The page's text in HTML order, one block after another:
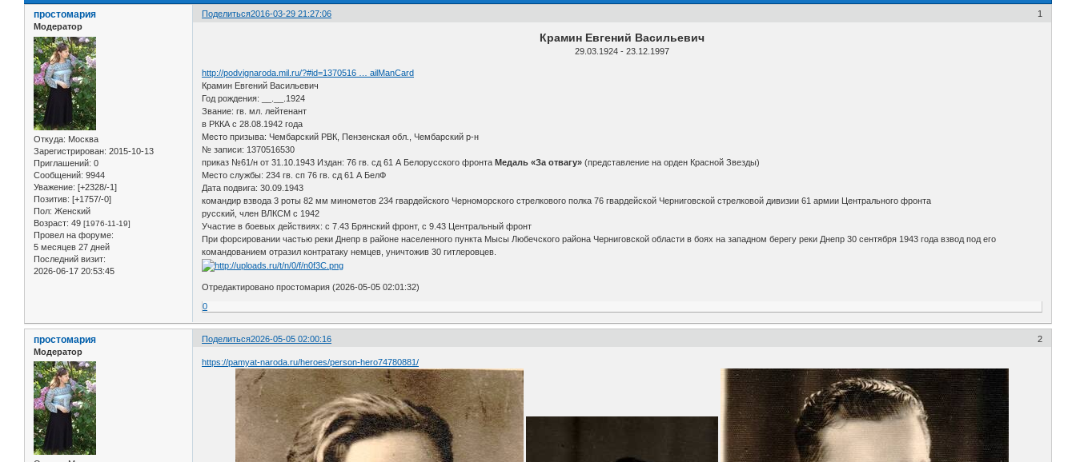
Поделиться 1
2016-03-29 21:27:06
простомария
Модератор
Откуда: Москва
Зарегистрирован: 2015-10-13
Приглашений: 0
Сообщений: 9944
Уважение: [+2328/-1]
Позитив: [+1757/-0]
Пол: Женский
Возраст: 49 [1976-11-19]
Провел на форуме:
5 месяцев 27 дней
Последний визит:
2026-06-17 20:53:45
Крамин Евгений Васильевич
29.03.1924 - 23.12.1997
http://podvignaroda.mil.ru/?#id=1370516 … ailManCard
Крамин Евгений Васильевич
Год рождения: __.__.1924
Звание: гв. мл. лейтенант
в РККА с 28.08.1942 года
Место призыва: Чембарский РВК, Пензенская обл., Чембарский р-н
№ записи: 1370516530
приказ №61/н от 31.10.1943 Издан: 76 гв. сд 61 А Белорусского фронтаМедаль «За отвагу» (представление на орден Красной Звезды)
Место службы: 234 гв. сп 76 гв. сд 61 А БелФ
Дата подвига: 30.09.1943
командир взвода 3 роты 82 мм минометов 234 гвардейского Черноморского стрелкового полка 76 гвардейской Черниговской стрелковой дивизии 61 армии Центрального фронта
русский, член ВЛКСМ с 1942
Участие в боевых действиях: с 7.43 Брянский фронт, с 9.43 Центральный фронт
При форсировании частью реки Днепр в районе населенного пункта Мысы Любечского района Черниговской области в боях на западном берегу реки Днепр 30 сентября 1943 года взвод под его
командованием отразил контратаку немцев, уничтожив 30 гитлеровцев.
Отредактировано простомария (2026-05-05 02:01:32)
0
Поделиться 2
2026-05-05 02:00:16
простомария
Модератор
https://pamyat-naroda.ru/heroes/person-hero74780881/